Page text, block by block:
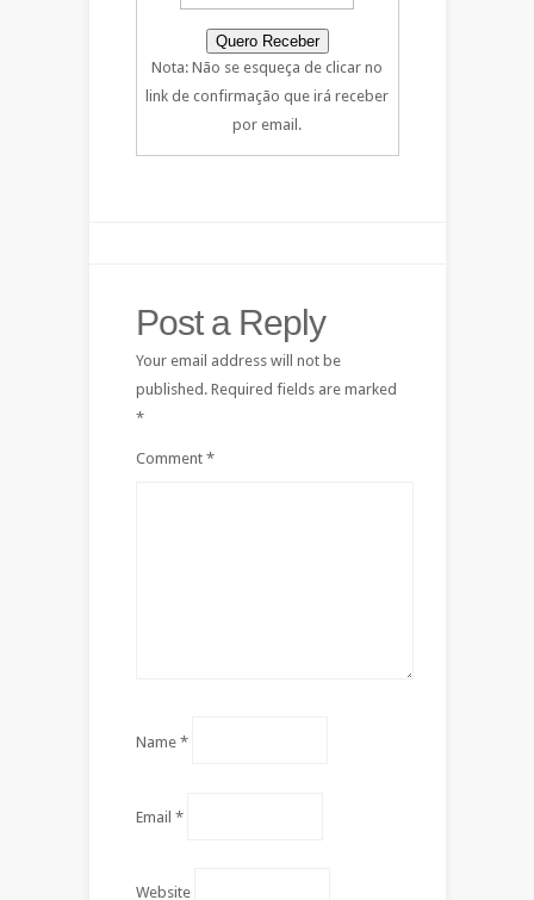
Nota: Não se esqueça de clicar no
link de confirmação que irá receber
por email.
Post a Reply
Your email address will not be
published. Required fields are marked
*
Comment *
Name *
Email *
Website